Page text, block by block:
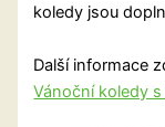
koledy jsou
Další informace
Vánoční koledy